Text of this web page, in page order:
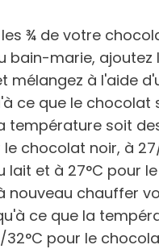
¾ de votre
bain-marie, ajoutez
mélangez à l'aide
ce que le chocolat
température soit
le chocolat noir, à
lait et à 27°C pour
nouveau chauffer
ce que la
pour le